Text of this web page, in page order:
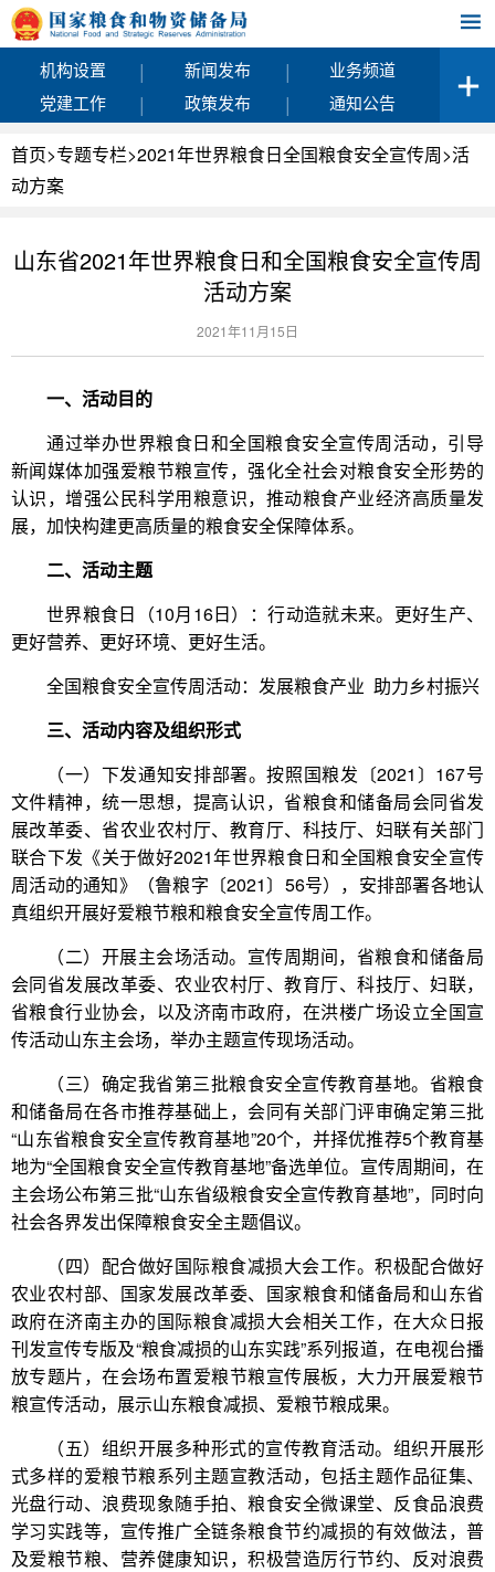
机构设置 | 新闻发布 |
业务频道
党建工作
| 政策发布 | 通知公告
首页>专题专栏>2021年世界粮食日全国粮食安全宣传周>活
动方案
山东省2021年世界粮食日和全国粮食安全宣传周
活动方案
2021年11月15日
一、活动目的
通过举办世界粮食日和全国粮食安全宣传周活动，引导
新闻媒体加强爱粮节粮宣传，强化全社会对粮食安全形势的
认识，增强公民科学用粮意识，推动粮食产业经济高质量发
展，加快构建更高质量的粮食安全保障体系。
二、活动主题
世界粮食日（10月16日）：行动造就未来。更好生产、
更好营养、更好环境、更好生活。
全国粮食安全宣传周活动：发展粮食产业 助力乡村振兴
三、活动内容及组织形式
（一）下发通知安排部署。按照国粮发〔2021〕167号
文件精神，统一思想，提高认识，省粮食和储备局会同省发
展改革委、省农业农村厅、教育厅、科技厅、妇联有关部门
联合下发《关于做好2021年世界粮食日和全国粮食安全宣传
周活动的通知》（鲁粮字〔2021〕56号），安排部署各地认
真组织开展好爱粮节粮和粮食安全宣传周工作。
（二）开展主会场活动。宣传周期间，省粮食和储备局
会同省发展改革委、农业农村厅、教育厅、科技厅、妇联，
省粮食行业协会，以及济南市政府，在洪楼广场设立全国宣
传活动山东主会场，举办主题宣传现场活动。
（三）确定我省第三批粮食安全宣传教育基地。省粮食
和储备局在各市推荐基础上，会同有关部门评审确定第三批
“山东省粮食安全宣传教育基地”20个，并择优推荐5个教育基
地为“全国粮食安全宣传教育基地”备选单位。宣传周期间，在
主会场公布第三批“山东省级粮食安全宣传教育基地”，同时向
社会各界发出保障粮食安全主题倡议。
（四）配合做好国际粮食减损大会工作。积极配合做好
农业农村部、国家发展改革委、国家粮食和储备局和山东省
政府在济南主办的国际粮食减损大会相关工作，在大众日报
刊发宣传专版及“粮食减损的山东实践”系列报道，在电视台播
放专题片，在会场布置爱粮节粮宣传展板，大力开展爱粮节
粮宣传活动，展示山东粮食减损、爱粮节粮成果。
（五）组织开展多种形式的宣传教育活动。组织开展形
式多样的爱粮节粮系列主题宣教活动，包括主题作品征集、
光盘行动、浪费现象随手拍、粮食安全微课堂、反食品浪费
学习实践等，宣传推广全链条粮食节约减损的有效做法，普
及爱粮节粮、营养健康知识，积极营造厉行节约、反对浪费